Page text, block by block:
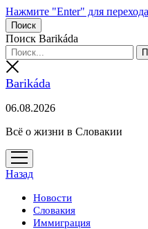
Нажмите "Enter" для
Поиск
Поиск Barikáda
Barikáda
06.08.2026
Всё о жизни в Словакии
открыть
меню
Назад
Новости
Словакия
Иммиграция